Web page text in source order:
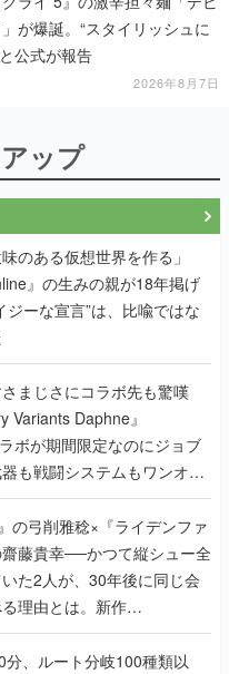
が爆誕。“スタイリッシュに
公式が報告
2026年8月7日
ップ
のある仮想世界を作る」
』の生みの親が18年掲げ
ジーな宣言”は、比喩ではな
まじさにコラボ先も驚嘆
Variants Daphne』
ボが期間限定なのにジョブ
も戦闘システムもワンオフ
理由を両ディレクターに聞
の弓削雅稔×『ライデンファ
藤貴幸──かつて縦シュー全
た2人が、30年後に同じ会
理由とは。新作
』で初タッグを組
2人に訊く開発秘話
、ルート分岐100種類以